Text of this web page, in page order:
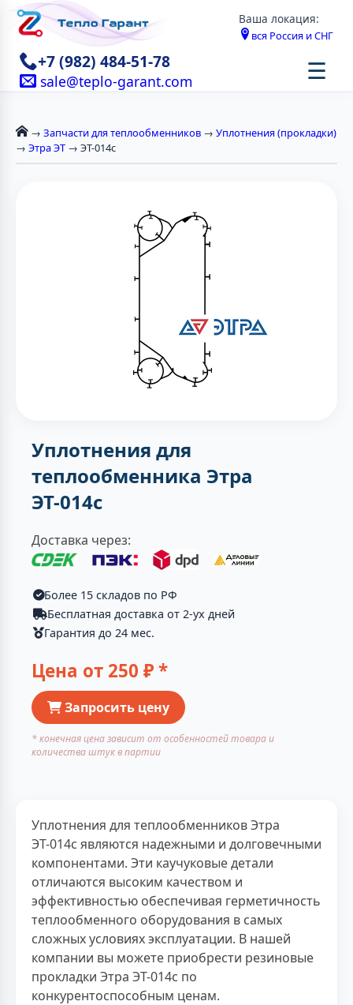
Ваша локация:
вся Россия и СНГ
+7 (982) 484-51-78
sale@teplo-garant.com ☰
→ Запчасти для теплообменников → Уплотнения (прокладки)
→ Этра ЭТ → ЭТ-014с
Уплотнения для
теплообменника Этра
ЭТ-014c
Доставка через:
Более 15 складов по РФ
Бесплатная доставка от 2-ух дней
Гарантия до 24 мес.
Цена от 250 ₽ *
Запросить цену
* конечная цена зависит от особенностей товара и
количества штук в партии
Уплотнения для теплообменников Этра
ЭТ-014с являются надежными и долговечными
компонентами. Эти каучуковые детали
отличаются высоким качеством и
эффективностью обеспечивая герметичность
теплообменного оборудования в самых
сложных условиях эксплуатации. В нашей
компании вы можете приобрести резиновые
прокладки Этра ЭТ-014с по
конкурентоспособным ценам.